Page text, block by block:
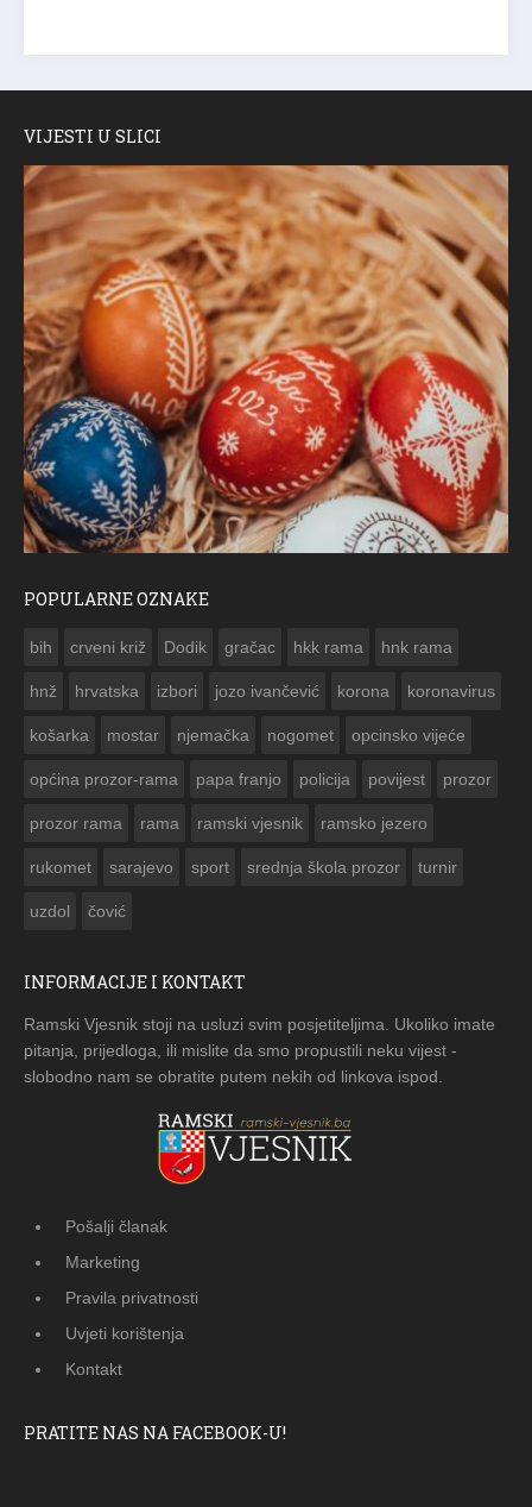
VIJESTI U SLICI
POPULARNE OZNAKE
bih crveni križ Dodik gračac hkk rama hnk rama
hnž hrvatska izbori jozo ivančević korona koronavirus
košarka mostar njemačka nogomet opcinsko vijeće
općina prozor-rama papa franjo policija povijest prozor
prozor rama rama ramski vjesnik ramsko jezero
rukomet sarajevo sport srednja škola prozor turnir
uzdol čović
INFORMACIJE I KONTAKT
Ramski Vjesnik stoji na usluzi svim posjetiteljima. Ukoliko imate
pitanja, prijedloga, ili mislite da smo propustili neku vijest -
slobodno nam se obratite putem nekih od linkova ispod.
Pošalji članak
Marketing
Pravila privatnosti
Uvjeti korištenja
Kontakt
PRATITE NAS NA FACEBOOK-U!